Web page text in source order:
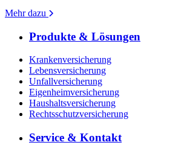
Mehr dazu
Produkte & Lösungen
Krankenversicherung
Lebensversicherung
Unfallversicherung
Eigenheimversicherung
Haushaltsversicherung
Rechtsschutzversicherung
Service & Kontakt